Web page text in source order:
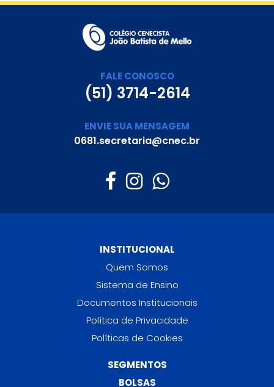
FALE CONOSCO
(51) 3714-2614
ENVIE SUA MENSAGEM
0681.secretaria@cnec.br
INSTITUCIONAL
Quem Somos
Sistema de Ensino
Documentos Institucionais
Política de Privacidade
Políticas de Cookies
SEGMENTOS
BOLSAS